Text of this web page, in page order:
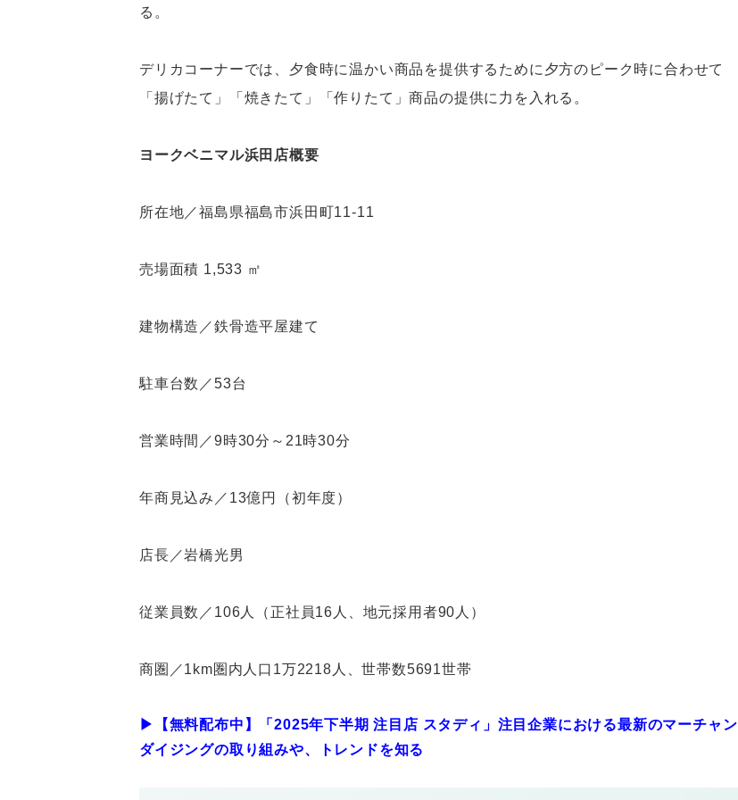
る。
デリカコーナーでは、夕食時に温かい商品を提供するために夕方のピーク時に合わせて
「揚げたて」「焼きたて」「作りたて」商品の提供に力を入れる。
ヨークベニマル浜田店概要
所在地／福島県福島市浜田町11-11
売場面積 1,533 ㎡
建物構造／鉄骨造平屋建て
駐車台数／53台
営業時間／9時30分～21時30分
年商見込み／13億円（初年度）
店長／岩橋光男
従業員数／106人（正社員16人、地元採用者90人）
商圏／1km圏内人口1万2218人、世帯数5691世帯
▶︎【無料配布中】「2025年下半期 注目店 スタディ」注目企業における最新のマーチャン
ダイジングの取り組みや、トレンドを知る